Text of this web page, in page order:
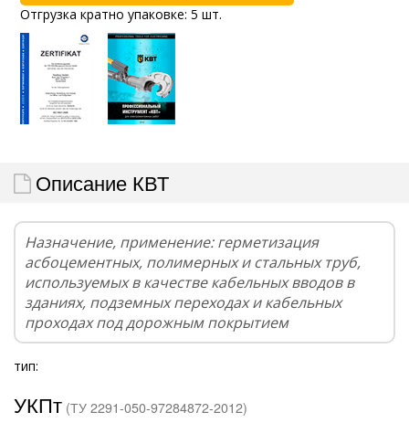
Отгрузка кратно упаковке: 5 шт.
Описание КВТ
Назначение, применение: герметизация
асбоцементных, полимерных и стальных труб,
используемых в качестве кабельных вводов в
зданиях, подземных переходах и кабельных
проходах под дорожным покрытием
тип:
УКПт (ТУ 2291-050-97284872-2012)